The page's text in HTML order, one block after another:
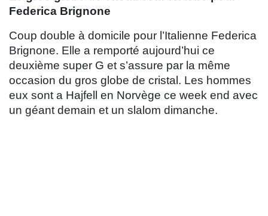
Federica Brignone
Coup double à domicile pour l’Italienne Federica
Brignone. Elle a remporté aujourd’hui ce
deuxième super G et s’assure par la même
occasion du gros globe de cristal. Les hommes
eux sont a Hajfell en Norvège ce week end avec
un géant demain et un slalom dimanche.